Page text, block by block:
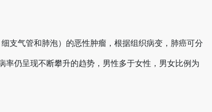
支气管和肺泡）的恶性肿瘤，根据组织病变，肺癌可分
仍呈现不断攀升的趋势，男性多于女性，男女比例为